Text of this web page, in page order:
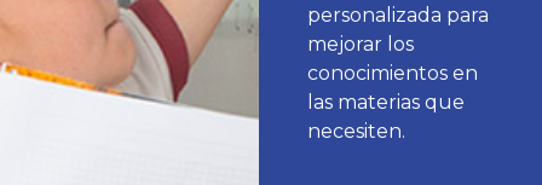
personalizada para
mejorar los
conocimientos en
las materias que
necesiten.